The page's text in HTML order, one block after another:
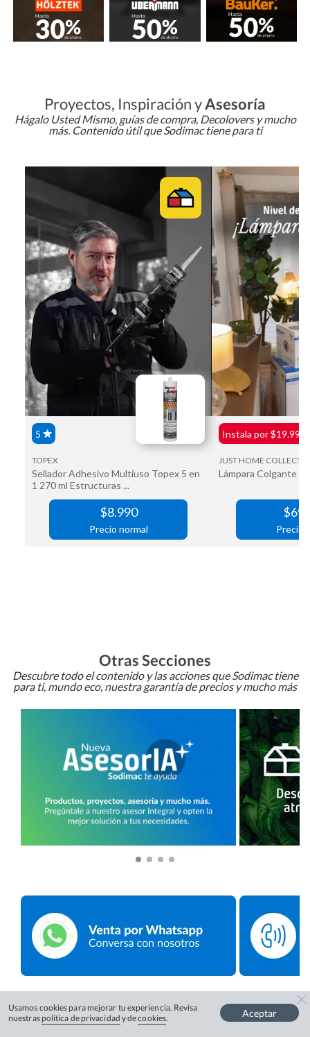
Proyectos, Inspiración yAsesoría
Hágalo Usted Mismo, guías de compra, Decolovers y mucho
más. Contenido útil que Sodimac tiene para ti
Otras Secciones
Descubre todo el contenido y las acciones que Sodimac tiene
para ti, mundo eco, nuestra garantía de precios y mucho más
Usamos cookies para mejorar tu experiencia. Revisa
nuestras política de privacidad y decookies. Aceptar